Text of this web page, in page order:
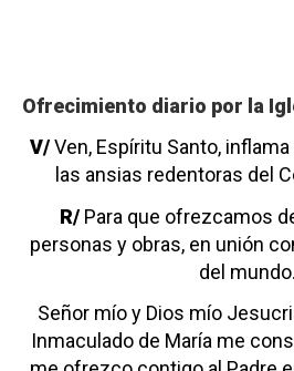
Ofrecimiento diario por la
V/Ven, Espíritu Santo,
las ansias redentoras del
R/ Para que ofrezcamos
personas y obras, en unión
del mundo.
Señor mío y Dios mío
Inmaculado de María me